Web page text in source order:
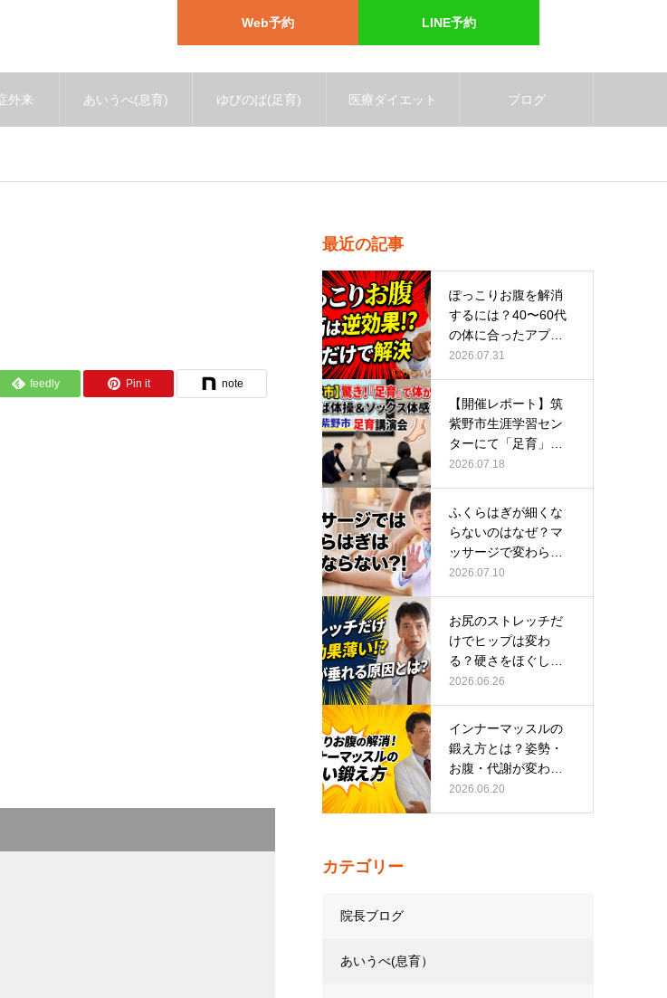
Web予約 LINE予約
外来 あいうべ(息育) ゆびのば(足育) 医療ダイエット ブログ
feedly Pin it note
最近の記事
ぽっこりお腹を解消
するには？40〜60代
の体に合ったアプロ
ーチ
2026.07.31
【開催レポート】筑
紫野市生涯学習セン
ターにて「足育」講
演会に登壇し…
2026.07.18
ふくらはぎが細くな
らないのはなぜ？マ
ッサージで変わらな
い根本原因
2026.07.10
お尻のストレッチだ
けでヒップは変わ
る？硬さをほぐして
整える正しい方…
2026.06.26
インナーマッスルの
鍛え方とは？姿勢・
お腹・代謝が変わる
トレーニング…
2026.06.20
カテゴリー
院長ブログ
あいうべ(息育）